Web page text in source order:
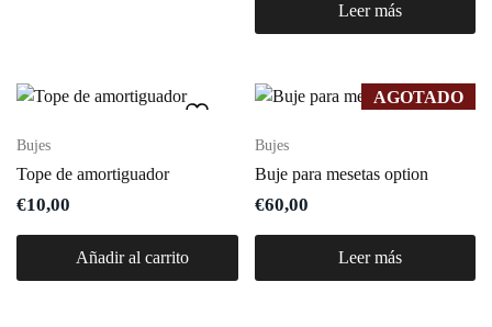
Leer más
Bujes
Tope de amortiguador
€10,00
Añadir al carrito
AGOTADO
Bujes
Buje para mesetas option
€60,00
Leer más